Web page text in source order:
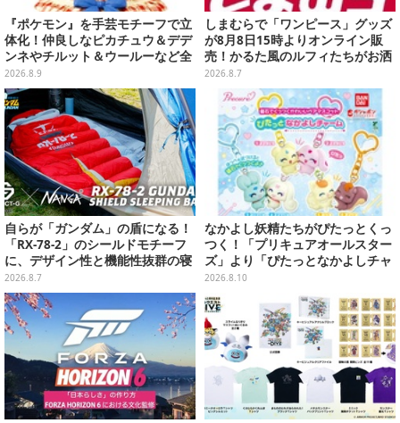
『ポケモン』を手芸モチーフで立
体化！仲良しなピカチュウ＆デデ
ンネやチルット＆ウールーなど全
6種
2026.8.9
しまむらで「ワンピース」グッズ
が8月8日15時よりオンライン販
売！かるた風のルフィたちがお洒
落なバッグや、チョッパーが可愛
いサンダルも
2026.8.7
自らが「ガンダム」の盾になる！
「RX-78-2」のシールドモチーフ
に、デザイン性と機能性抜群の寝
袋がプレバンで2次予約
2026.8.7
なかよし妖精たちがぴたっとくっ
つく！「プリキュアオールスター
ズ」より「ぴたっとなかよしチャ
ーム」が8月発売
2026.8.10